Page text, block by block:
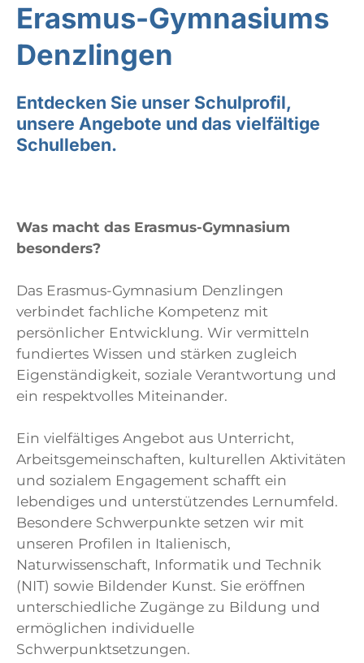
Erasmus-Gymnasiums
Denzlingen
Entdecken Sie unser Schulprofil,
unsere Angebote und das vielfältige
Schulleben.
Was macht das Erasmus-Gymnasium
besonders?
Das Erasmus-Gymnasium Denzlingen
verbindet fachliche Kompetenz mit
persönlicher Entwicklung. Wir vermitteln
fundiertes Wissen und stärken zugleich
Eigenständigkeit, soziale Verantwortung und
ein respektvolles Miteinander.
Ein vielfältiges Angebot aus Unterricht,
Arbeitsgemeinschaften, kulturellen Aktivitäten
und sozialem Engagement schafft ein
lebendiges und unterstützendes Lernumfeld.
Besondere Schwerpunkte setzen wir mit
unseren Profilen in Italienisch,
Naturwissenschaft, Informatik und Technik
(NIT) sowie Bildender Kunst. Sie eröffnen
unterschiedliche Zugänge zu Bildung und
ermöglichen individuelle
Schwerpunktsetzungen.